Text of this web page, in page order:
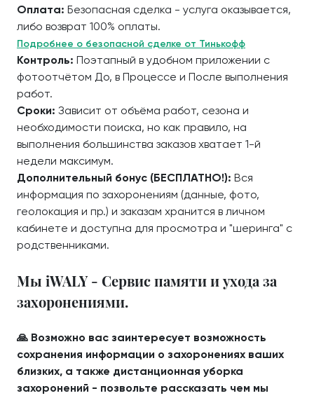
Оплата: Безопасная сделка - услуга оказывается,
либо возврат 100% оплаты.
Подробнее о безопасной сделке от Тинькофф
Контроль: Поэтапный в удобном приложении с
фотоотчётом До, в Процессе и После выполнения
работ.
Сроки: Зависит от объёма работ, сезона и
необходимости поиска, но как правило, на
выполнения большинства заказов хватает 1-й
недели максимум.
Дополнительный бонус (БЕСПЛАТНО!): Вся
информация по захоронениям (данные, фото,
геолокация и пр.) и заказам хранится в личном
кабинете и доступна для просмотра и "шеринга" с
родственниками.
Мы iWALY - Сервис памяти и ухода за
захоронениями.
🙏 Возможно вас заинтересует возможность
сохранения информации о захоронениях ваших
близких, а также дистанционная уборка
захоронений - позвольте рассказать чем мы